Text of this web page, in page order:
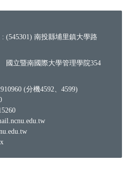
(545301) 南投縣埔里鎮大學路
南國際大學管理學院354
(分機4592、4599)